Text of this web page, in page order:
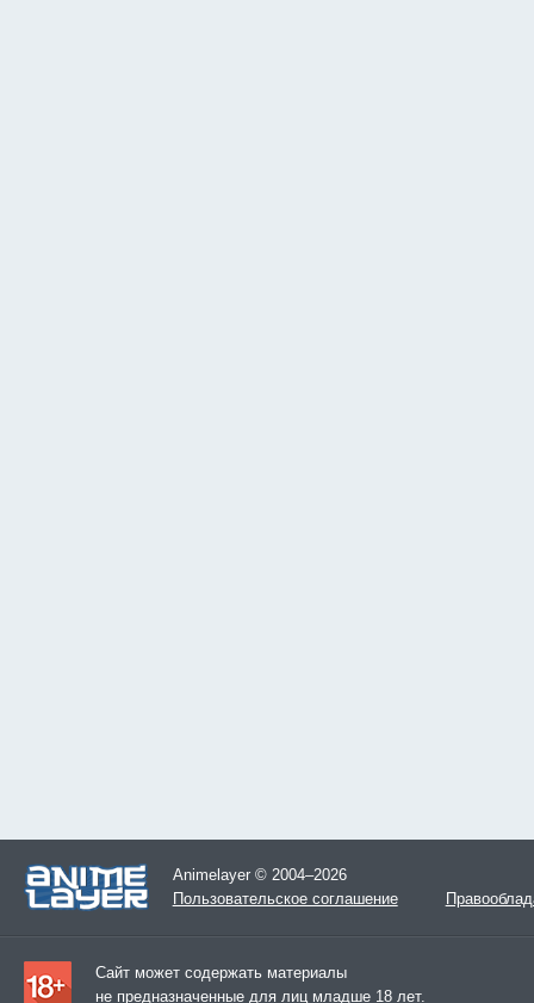
Animelayer © 2004–2026
Пользовательское соглашение
Сайт может содержать материалы
не предназначенные для лиц младше 18 лет.